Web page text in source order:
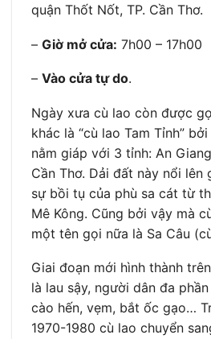
quận Thốt Nốt, TP. Cần Thơ.
– Giờ mở cửa: 7h00 – 17h00
– Vào cửa tự do.
Ngày xưa cù lao còn được
khác là “cù lao Tam Tỉnh”
nằm giáp với 3 tỉnh: An
Cần Thơ. Dải đất này nổi lên
sự bồi tụ của phù sa cát từ
Mê Kông. Cũng bởi vậy mà
một tên gọi nữa là Sa Câu
Giai đoạn mới hình thành
là lau sậy, người dân đa
cào hến, vẹm, bắt ốc gạo…
1970-1980 cù lao chuyển